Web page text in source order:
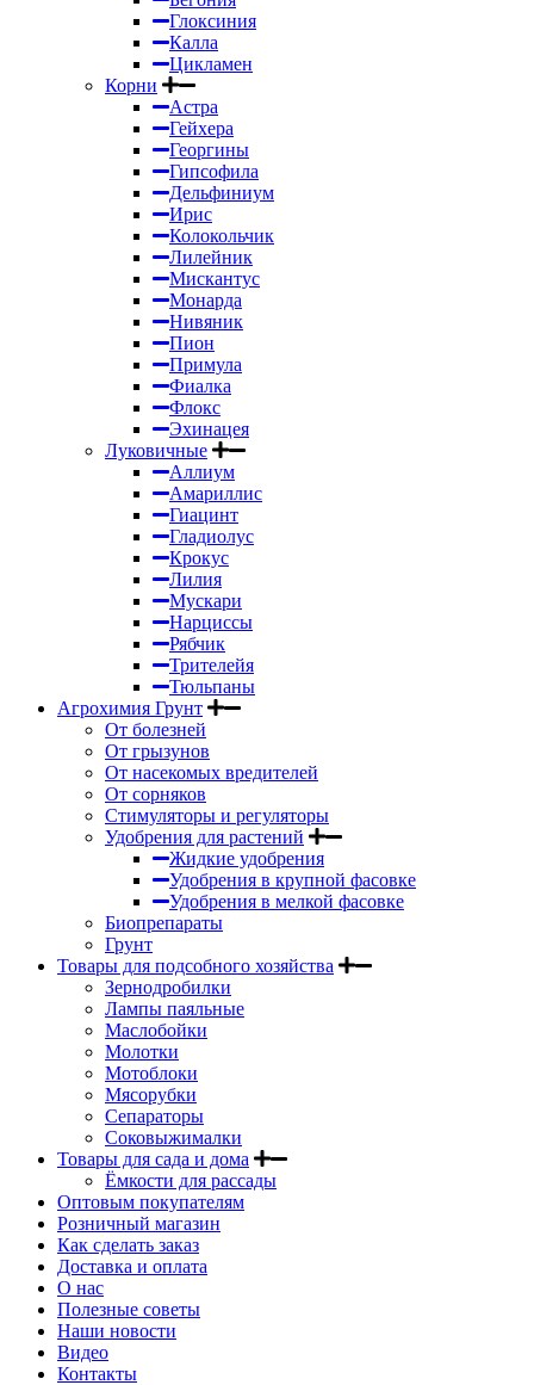
Глоксиния
Калла
Цикламен
Корни
Астра
Гейхера
Георгины
Гипсофила
Дельфиниум
Ирис
Колокольчик
Лилейник
Мискантус
Монарда
Нивяник
Пион
Примула
Фиалка
Флокс
Эхинацея
Луковичные
Аллиум
Амариллис
Гиацинт
Гладиолус
Крокус
Лилия
Мускари
Нарциссы
Рябчик
Трителейя
Тюльпаны
Агрохимия Грунт
От болезней
От грызунов
От насекомых вредителей
От сорняков
Стимуляторы и регуляторы
Удобрения для растений
Жидкие удобрения
Удобрения в крупной фасовке
Удобрения в мелкой фасовке
Биопрепараты
Грунт
Товары для подсобного хозяйства
Зернодробилки
Лампы паяльные
Маслобойки
Молотки
Мотоблоки
Мясорубки
Сепараторы
Соковыжималки
Товары для сада и дома
Ёмкости для рассады
Оптовым покупателям
Розничный магазин
Как сделать заказ
Доставка и оплата
О нас
Полезные советы
Наши новости
Видео
Контакты